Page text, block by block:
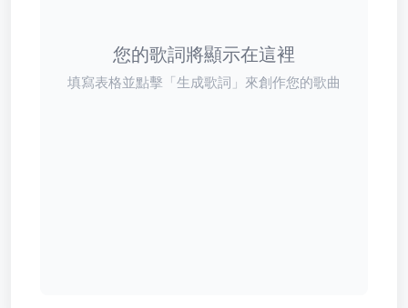
您的歌詞將顯示在這裡
填寫表格並點擊「生成歌詞」來創作您的歌曲